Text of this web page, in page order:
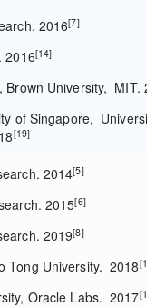
2016[7]
2016[14]
Brown University, MIT.
of Singapore, University
[19]
2014[5]
2015[6]
2019[8]
Tong University. 2018[12]
Oracle Labs. 2017[15]